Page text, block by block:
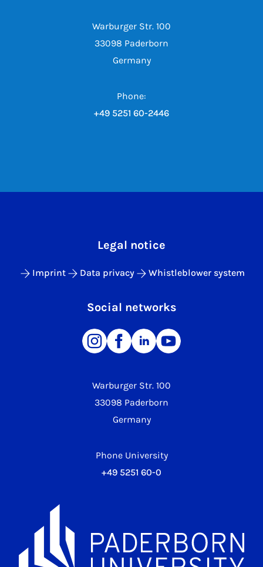
Warburger Str. 100
33098 Paderborn
Germany
Phone:
+49 5251 60-2446
Warburger Str. 100
33098 Paderborn
Germany
Phone University
+49 5251 60-0
Legal notice
Imprint Data privacy Whistleblower system
Social networks